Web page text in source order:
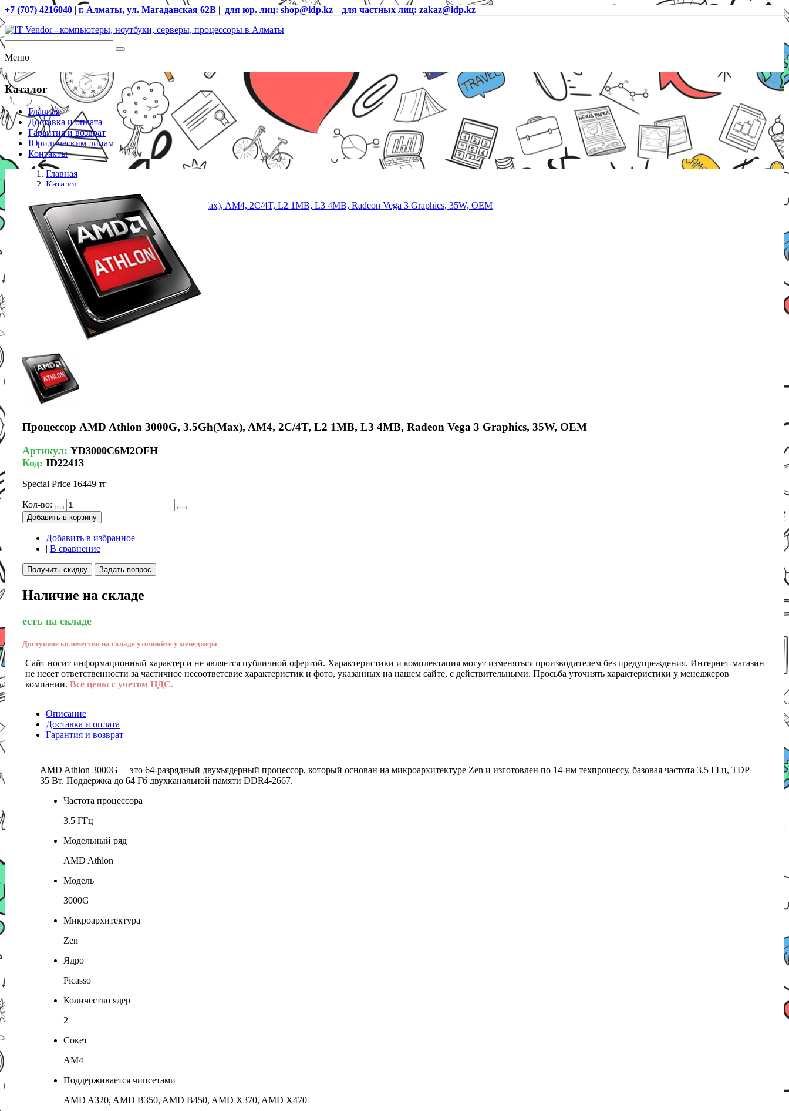
+7 (707) 4216040 | г. Алматы, ул. Магаданская 62В | для юр. лиц: shop@idp.kz | для частных лиц: zakaz@idp.kz
Меню
Каталог
Главная
Доставка и оплата
Гарантия и возврат
Юридическим лицам
Контакты
Главная
Каталог
Процессоры AMD
Процессор AMD Athlon 3000G, 3.5Gh(Max), AM4, 2C/4T, L2 1MB, L3 4MB, Radeon Vega 3 Graphics, 35W, OEM
Процессор AMD Athlon 3000G, 3.5Gh(Max), AM4, 2C/4T, L2 1MB, L3 4MB, Radeon Vega 3 Graphics, 35W, OEM
Артикул: YD3000C6M2OFH
Код: ID22413
Special Price 16449 тг
Кол-во:
Добавить в корзину
Добавить в избранное
| В сравнение
Получить скидку Задать вопрос
Наличие на складе
есть на складе
Доступное количество на складе уточняйте у менеджера
Сайт носит информационный характер и не является публичной офертой. Характеристики и комплектация могут изменяться производителем без предупреждения. Интернет-магазин
не несет ответственности за частичное несоответсвие характеристик и фото, указанных на нашем сайте, с действительными. Просьба уточнять характеристики у менеджеров
компании. Все цены с учетом НДС.
Описание
Доставка и оплата
Гарантия и возврат
AMD Athlon 3000G— это 64-разрядный двухъядерный процессор, который основан на микроархитектуре Zen и изготовлен по 14-нм техпроцессу, базовая частота 3.5 ГГц, TDP
35 Вт. Поддержка до 64 Гб двухканальной памяти DDR4-2667.
Частота процессора
3.5 ГГц
Модельный ряд
AMD Athlon
Модель
3000G
Микроархитектура
Zen
Ядро
Picasso
Количество ядер
2
Сокет
AM4
Поддерживается чипсетами
AMD A320, AMD B350, AMD B450, AMD X370, AMD X470